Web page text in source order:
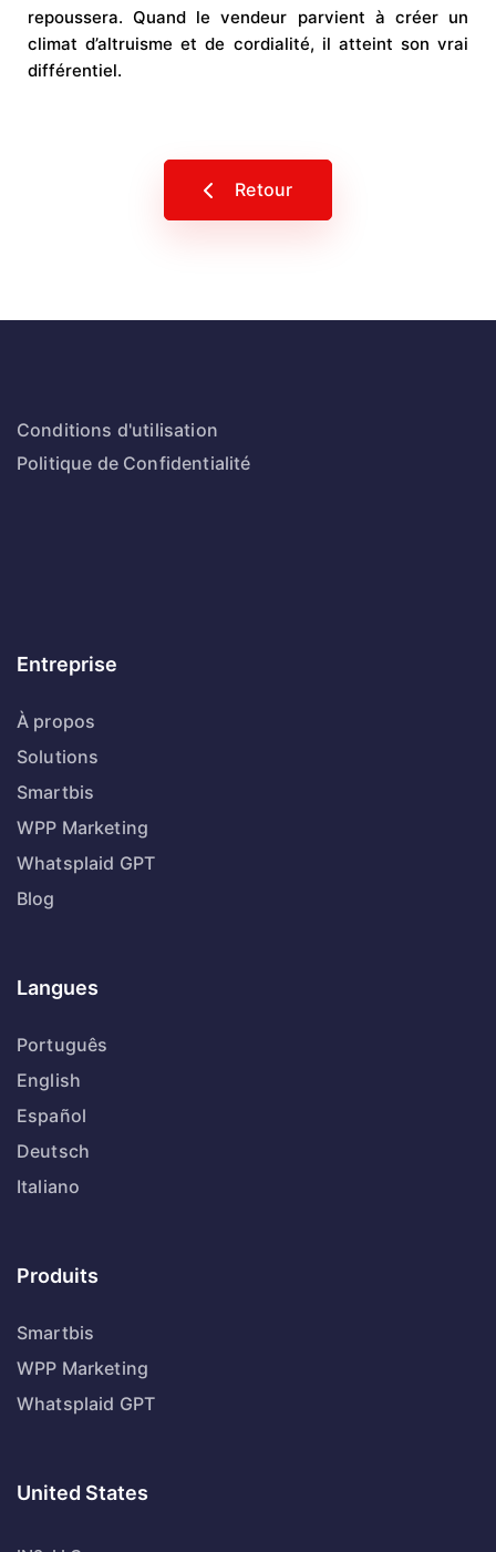
repoussera. Quand le vendeur parvient à créer un
climat d’altruisme et de cordialité, il atteint son vrai
différentiel.
Retour
Conditions d'utilisation
Politique de Confidentialité
Entreprise
À propos
Solutions
Smartbis
WPP Marketing
Whatsplaid GPT
Blog
Langues
Português
English
Español
Deutsch
Italiano
Produits
Smartbis
WPP Marketing
Whatsplaid GPT
United States